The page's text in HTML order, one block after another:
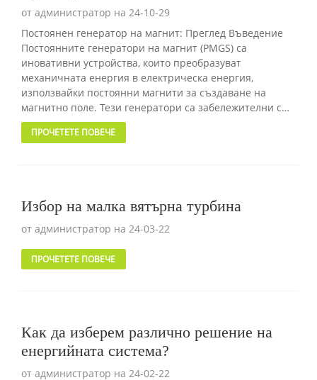
от администратор на 24-10-29
Постоянен генератор на магнит: Преглед Въведение
Постоянните генератори на магнит (PMGS) са
иновативни устройства, които преобразуват
механичната енергия в електрическа енергия,
използвайки постоянни магнити за създаване на
магнитно поле. Тези генератори са забележителни със
своите ...
ПРОЧЕТЕТЕ ПОВЕЧЕ
Избор на малка вятърна турбина
от администратор на 24-03-22
ПРОЧЕТЕТЕ ПОВЕЧЕ
Как да изберем различно решение на
енергийната система?
от администратор на 24-02-22